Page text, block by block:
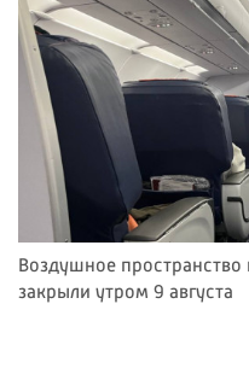
Воздушное
закрыли утром 9 августа